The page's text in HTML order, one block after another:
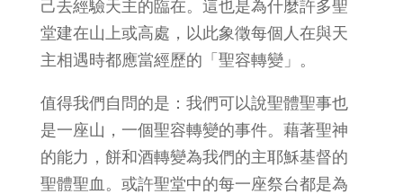
己去經驗天主的臨在。這也是為什麼許多聖
堂建在山上或高處，以此象徵每個人在與天
主相遇時都應當經歷的「聖容轉變」。
值得我們自問的是：我們可以說聖體聖事也
是一座山，一個聖容轉變的事件。藉著聖神
的能力，餅和酒轉變為我們的主耶穌基督的
聖體聖血。或許聖堂中的每一座祭台都是為